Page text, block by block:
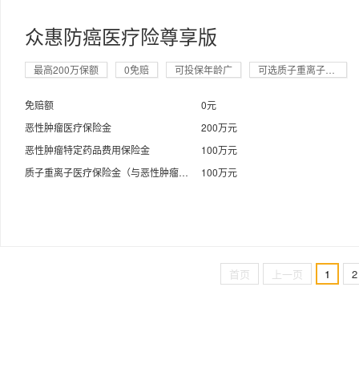
众惠防癌医疗险尊享版
最高200万保额 0免赔 可投保年龄广
免赔额
0元
恶性肿瘤医疗保险金
200万元
恶性肿瘤特定药品费用保险金
100万元
质子重离子医疗保险金（与恶性肿瘤医疗保险金共用保额）
100万元
首页 上一页 1 2